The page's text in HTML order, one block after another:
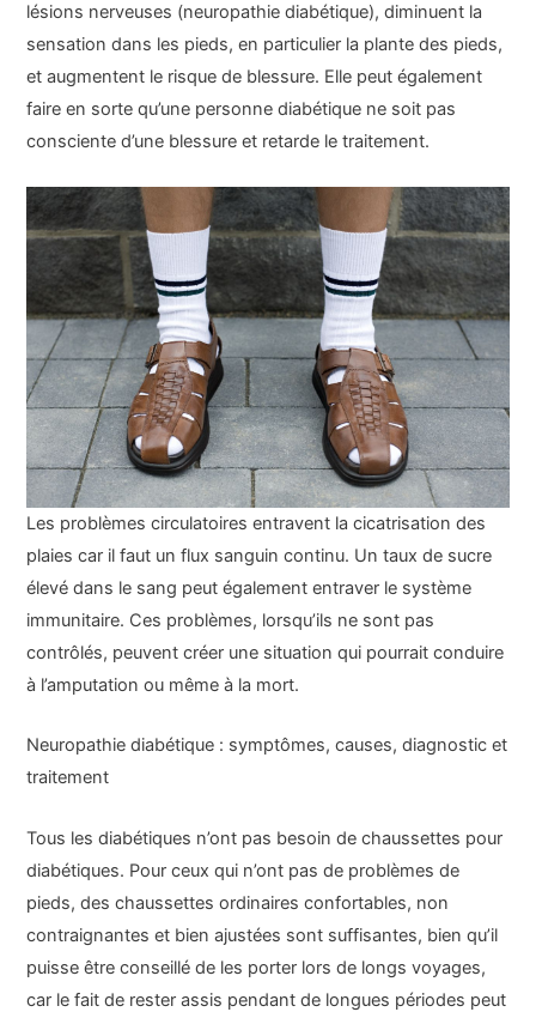
lésions nerveuses (neuropathie diabétique), diminuent la
sensation dans les pieds, en particulier la plante des pieds,
et augmentent le risque de blessure. Elle peut également
faire en sorte qu’une personne diabétique ne soit pas
consciente d’une blessure et retarde le traitement.
Les problèmes circulatoires entravent la cicatrisation des
plaies car il faut un flux sanguin continu. Un taux de sucre
élevé dans le sang peut également entraver le système
immunitaire. Ces problèmes, lorsqu’ils ne sont pas
contrôlés, peuvent créer une situation qui pourrait conduire
à l’amputation ou même à la mort.
Neuropathie diabétique : symptômes, causes, diagnostic et
traitement
Tous les diabétiques n’ont pas besoin de chaussettes pour
diabétiques. Pour ceux qui n’ont pas de problèmes de
pieds, des chaussettes ordinaires confortables, non
contraignantes et bien ajustées sont suffisantes, bien qu’il
puisse être conseillé de les porter lors de longs voyages,
car le fait de rester assis pendant de longues périodes peut